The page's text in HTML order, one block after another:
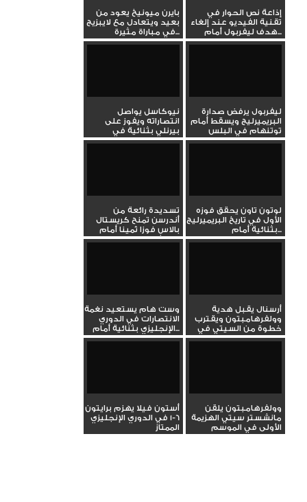
إذاعة نص الحوار في
تقنية الفيديو عند إلغاء
هدف ليفربول أمام...
بايرن ميونيخ يعود من
بعيد ويتعادل مع لايبزيج
في مباراة مثيرة...
ليفربول يرفض صدارة
البريميرليج ويسقط أمام
توتنهام في البلس
تسعين
نيوكاسل يواصل
انتصاراته ويفوز على
بيرنلي بثنائية في
الدوري...
لوتون تاون يحقق فوزه
الأول في تاريخ البريميرليج
بثنائية أمام...
تسديدة رائعة من
أندرسن تمنح كريستال
بالاس فوزا ثمينا أمام
مانشستر...
أرسنال يقبل هدية
وولفرهامبتون ويقترب
خطوة من السيتي في
صدارة...
وست هام يستعيد نغمة
الانتصارات في الدوري
الإنجليزي بثنائية أمام...
وولفرهامبتون يلقن
مانشستر سيتي الهزيمة
الأولى في الموسم
بالدوري...
أستون فيلا يهزم برايتون
6-1 في الدوري الإنجليزي
الممتاز